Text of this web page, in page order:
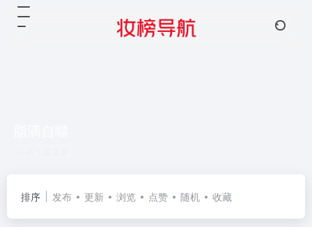
排序 发布 更新 浏览 点赞 随机 收藏